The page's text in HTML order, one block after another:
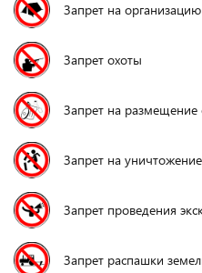
Запрет на
Запрет охоты
Запрет на размещение
Запрет на
Запрет проведения
Запрет распашки